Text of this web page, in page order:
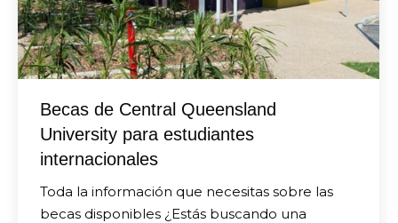
Becas de Central Queensland
University para estudiantes
internacionales
Toda la información que necesitas sobre las
becas disponibles ¿Estás buscando una